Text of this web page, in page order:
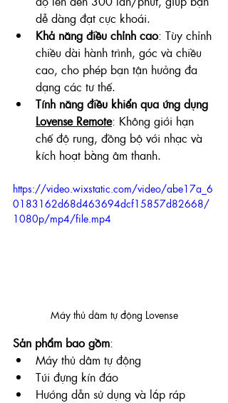
dễ dàng đạt cực khoái.
Khả năng điều chỉnh cao: Tùy chỉnh
chiều dài hành trình, góc và chiều
cao, cho phép bạn tận hưởng đa
dạng các tư thế.
Tính năng điều khiển qua ứng dụng
Lovense Remote: Không giới hạn
chế độ rung, đồng bộ với nhạc và
kích hoạt bằng âm thanh.
https://video.wixstatic.com/video/abe17a_6
0183162d68d463694dcf15857d82668/
1080p/mp4/file.mp4
Máy thủ dâm tự động Lovense
Sản phẩm bao gồm:
Máy thủ dâm tự động
Túi đựng kín đáo
Hướng dẫn sử dụng và lắp ráp